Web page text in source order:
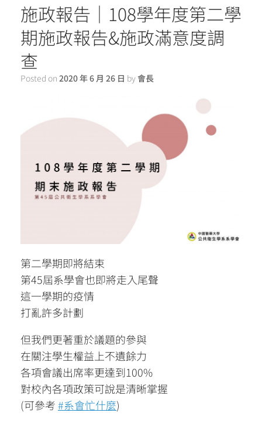
施政報告｜108學年度第二學
期施政報告&施政滿意度調
查
Posted on 2020 年 6 月 26 日 by會長
第二學期即將結束
第45屆系學會也即將走入尾聲
這一學期的疫情
打亂許多計劃
但我們更著重於議題的參與
在關注學生權益上不遺餘力
各項會議出席率更達到100%
對校內各項政策可說是清晰掌握
(可參考#系會忙什麼)